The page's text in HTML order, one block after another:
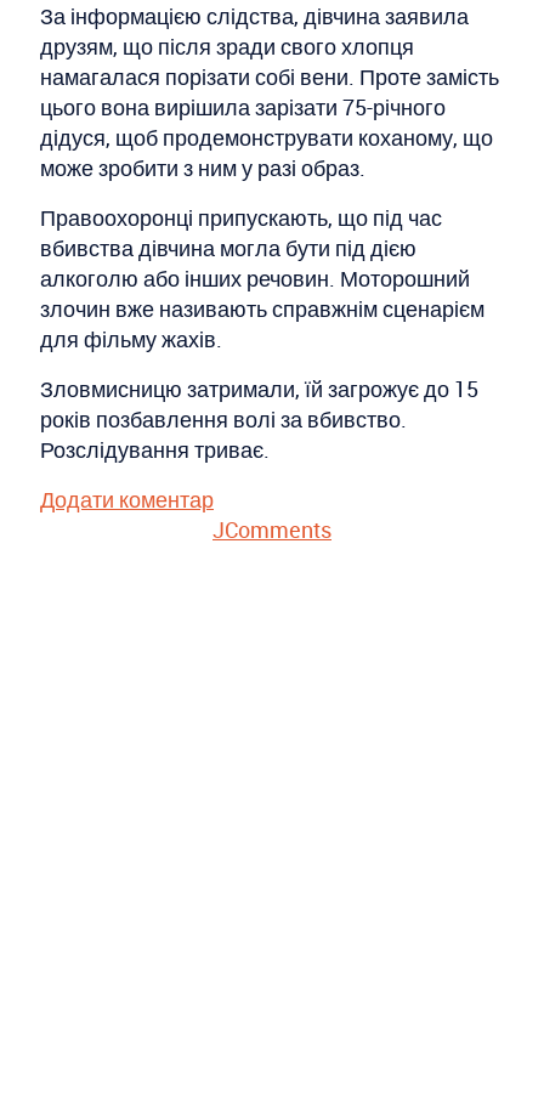
За інформацією слідства, дівчина заявила
друзям, що після зради свого хлопця
намагалася порізати собі вени. Проте замість
цього вона вирішила зарізати 75-річного
дідуся, щоб продемонструвати коханому, що
може зробити з ним у разі образ.
Правоохоронці припускають, що під час
вбивства дівчина могла бути під дією
алкоголю або інших речовин. Моторошний
злочин вже називають справжнім сценарієм
для фільму жахів.
Зловмисницю затримали, їй загрожує до 15
років позбавлення волі за вбивство.
Розслідування триває.
Додати коментар
JComments